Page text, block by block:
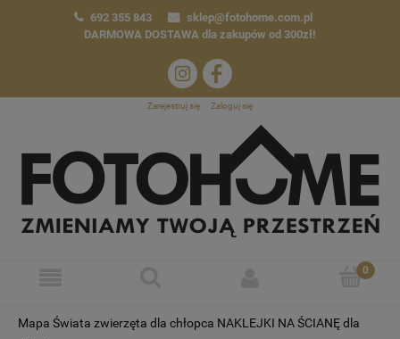
692 355 843
sklep@fotohome.com.pl
DARMOWA DOSTAWA dla zakupów od 300zł!
Zarejestruj się Zaloguj się
Mapa Świata zwierzęta dla chłopca NAKLEJKI NA ŚCIANĘ dla